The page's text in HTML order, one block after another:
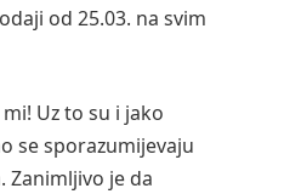
od 25.03. na svim
Uz to su i jako
se sporazumijevaju
Zanimljivo je da